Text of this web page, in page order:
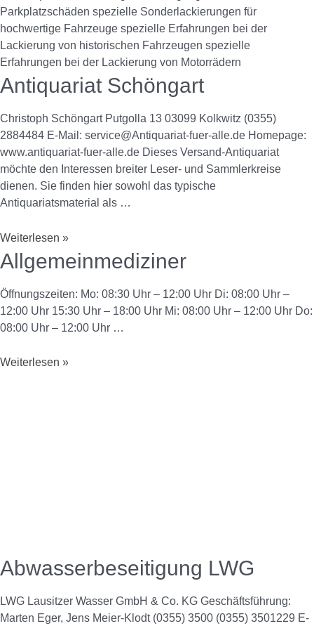
Parkplatzschäden spezielle Sonderlackierungen für
hochwertige Fahrzeuge spezielle Erfahrungen bei der
Lackierung von historischen Fahrzeugen spezielle
Erfahrungen bei der Lackierung von Motorrädern
Antiquariat Schöngart
Christoph Schöngart Putgolla 13 03099 Kolkwitz (0355)
2884484 E-Mail: service@Antiquariat-fuer-alle.de Homepage:
www.antiquariat-fuer-alle.de Dieses Versand-Antiquariat
möchte den Interessen breiter Leser- und Sammlerkreise
dienen. Sie finden hier sowohl das typische
Antiquariatsmaterial als …
Weiterlesen »
Allgemeinmediziner
Öffnungszeiten: Mo: 08:30 Uhr – 12:00 Uhr Di: 08:00 Uhr –
12:00 Uhr 15:30 Uhr – 18:00 Uhr Mi: 08:00 Uhr – 12:00 Uhr Do:
08:00 Uhr – 12:00 Uhr …
Weiterlesen »
Abwasserbeseitigung LWG
LWG Lausitzer Wasser GmbH & Co. KG Geschäftsführung:
Marten Eger, Jens Meier-Klodt (0355) 3500 (0355) 3501229 E-